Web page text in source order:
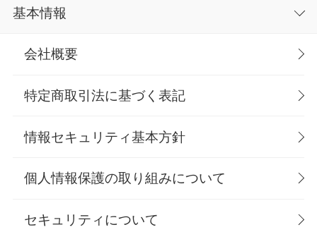
基本情報
会社概要
特定商取引法に基づく表記
情報セキュリティ基本方針
個人情報保護の取り組みについて
セキュリティについて